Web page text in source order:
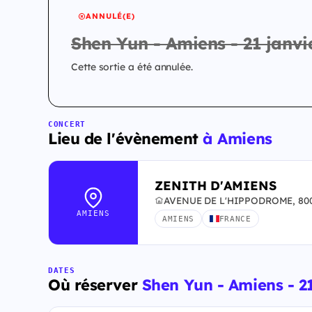
ANNULÉ(E)
Shen Yun - Amiens - 21
Cette sortie a été annulée.
CONCERT
Lieu de l'évènementà Amiens
AMIENS
ZENITH D'AMIENS
AVENUE DE L'HIPPODROME,
AMIENS FRANCE
DATES
Où réserver Shen Yun - Amiens -